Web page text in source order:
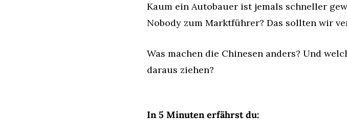
Kaum ein Autobauer ist jemals schneller
Nobody zum Marktführer? Das sollten wir
Was machen die Chinesen anders? Und
daraus ziehen?
In 5 Minuten erfährst du: